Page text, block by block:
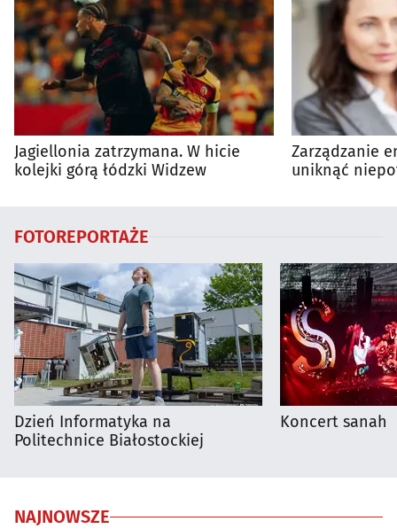
Jagiellonia zatrzymana. W hicie
kolejki górą łódzki Widzew
Zarządzanie
uniknąć
FOTOREPORTAŻE
Dzień Informatyka na
Politechnice Białostockiej
Koncert sanah
NAJNOWSZE